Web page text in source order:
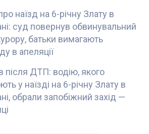
наїзд на 6-річну Злату в
суд повернув обвинувальний
батьки вимагають
в апеляції
після ДТП: водію, якого
у наїзді на 6-річну Злату в
обрали запобіжний захід —